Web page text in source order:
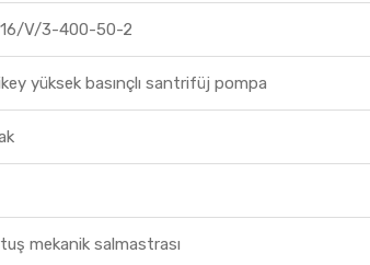
V/3-400-50-2
yüksek basınçlı santrifüj pompa
mekanik salmastrası